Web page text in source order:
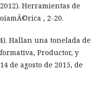
Herramientas de
, 2-20.
Hallan una tonelada de
Productor, y
de agosto de 2015, de